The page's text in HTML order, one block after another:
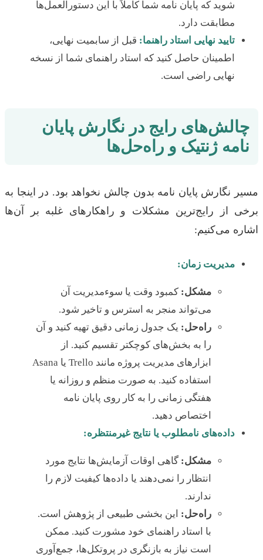
شوید که پایان نامه شما کاملاً با این دستورالعمل‌ها
مطابقت دارد.
تایید نهایی استاد راهنما: قبل از سابمیت نهایی،
اطمینان حاصل کنید که استاد راهنمای شما از نسخه
نهایی راضی است.
چالش‌های رایج در نگارش پایان
نامه ژنتیک و راه‌حل‌ها
مسیر نگارش پایان نامه بدون چالش نخواهد بود. در اینجا به
برخی از رایج‌ترین مشکلات و راهکارهای غلبه بر آن‌ها
اشاره می‌کنیم:
مدیریت زمان:
مشکل: کمبود وقت یا سوءمدیریت آن
می‌تواند منجر به استرس و تاخیر شود.
راه‌حل: یک جدول زمانی دقیق تهیه کنید و آن
را به بخش‌های کوچکتر تقسیم کنید. از
ابزارهای مدیریت پروژه مانند Trello یا Asana
استفاده کنید. به صورت منظم و روزانه یا
هفتگی زمانی را به کار روی پایان نامه
اختصاص دهید.
داده‌های نامطلوب یا نتایج غیرمنتظره:
مشکل: گاهی اوقات آزمایش‌ها نتایج مورد
انتظار را نمی‌دهند یا داده‌ها کیفیت لازم را
ندارند.
راه‌حل: این بخشی طبیعی از پژوهش است.
با استاد راهنمای خود مشورت کنید. ممکن
است نیاز به بازنگری در پروتکل‌ها، جمع‌آوری